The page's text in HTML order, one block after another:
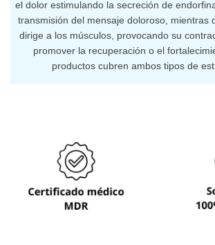
el dolor estimulando la secreción de
transmisión del mensaje doloroso, mientras
dirige a los músculos, provocando su
promover la recuperación o el
productos cubren ambos tipos de